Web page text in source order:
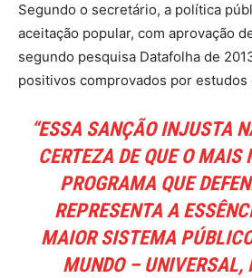
Segundo o secretário, a política
aceitação popular, com aprovação
segundo pesquisa Datafolha de
positivos comprovados por
“ESSA SANÇÃO INJUSTA
CERTEZA DE QUE O MAIS
PROGRAMA QUE
REPRESENTA A
MAIOR SISTEMA
MUNDO – UNIVERSAL,